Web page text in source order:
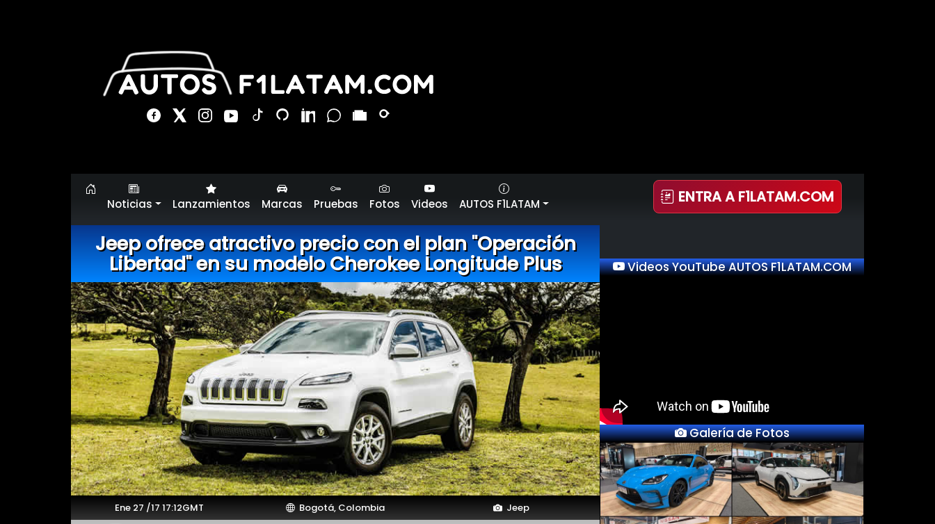
Noticias Lanzamientos Marcas Pruebas Fotos Videos AUTOS F1LATAM ENTRA A F1LATAM.COM
Jeep ofrece atractivo precio con el plan "Operación
Libertad" en su modelo Cherokee Longitude Plus
Ene 27 /17 17:12GMT Bogotá, Colombia Jeep
Videos YouTube AUTOS F1LATAM.COM
Galería de Fotos